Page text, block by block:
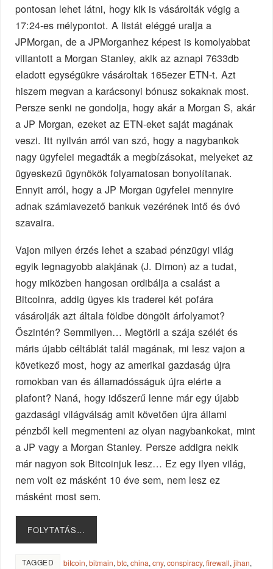
pontosan lehet látni, hogy kik is vásárolták végig a
17:24-es mélypontot. A listát eléggé uralja a
JPMorgan, de a JPMorganhez képest is komolyabbat
villantott a Morgan Stanley, akik az aznapi 7633db
eladott egységükre vásároltak 165ezer ETN-t. Azt
hiszem megvan a karácsonyi bónusz sokaknak most.
Persze senki ne gondolja, hogy akár a Morgan S, akár
a JP Morgan, ezeket az ETN-eket saját magának
veszi. Itt nyilván arról van szó, hogy a nagybankok
nagy ügyfelei megadták a megbízásokat, melyeket az
ügyeskezű ügynökök folyamatosan bonyolítanak.
Ennyit arról, hogy a JP Morgan ügyfelei mennyire
adnak számlavezető bankuk vezérének intő és óvó
szavaira.
Vajon milyen érzés lehet a szabad pénzügyi világ
egyik legnagyobb alakjának (J. Dimon) az a tudat,
hogy miközben hangosan ordibálja a csalást a
Bitcoinra, addig ügyes kis traderei két pofára
vásárolják azt általa földbe döngölt árfolyamot?
Őszintén? Semmilyen… Megtörli a szája szélét és
máris újabb céltáblát talál magának, mi lesz vajon a
következő most, hogy az amerikai gazdaság újra
romokban van és államadósságuk újra elérte a
plafont? Naná, hogy időszerű lenne már egy újabb
gazdasági világválság amit követően újra állami
pénzből kell megmenteni az olyan nagybankokat, mint
a JP vagy a Morgan Stanley. Persze addigra nekik
már nagyon sok Bitcoinjuk lesz… Ez egy ilyen világ,
nem volt ez másként 10 éve sem, nem lesz ez
másként most sem.
FOLYTATÁS…
TAGGED bitcoin,bitmain,btc,china,cny,conspiracy,firewall,jihan,